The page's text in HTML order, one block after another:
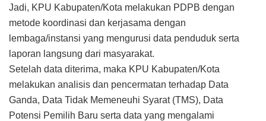
Jadi, KPU Kabupaten/Kota melakukan PDPB dengan
metode koordinasi dan kerjasama dengan
lembaga/instansi yang mengurusi data penduduk serta
laporan langsung dari masyarakat.
Setelah data diterima, maka KPU Kabupaten/Kota
melakukan analisis dan pencermatan terhadap Data
Ganda, Data Tidak Memeneuhi Syarat (TMS), Data
Potensi Pemilih Baru serta data yang mengalami